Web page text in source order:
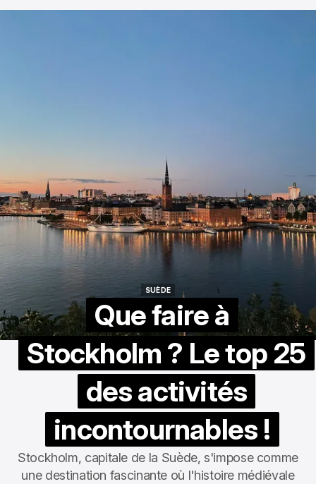
SUÈDE
Que faire à
Stockholm ? Le top 25
des activités
incontournables !
Stockholm, capitale de la Suède, s'impose comme
une destination fascinante où l'histoire médiévale